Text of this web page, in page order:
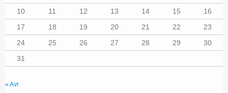
10
11 12 13 14 15
16
17
18 19 20 21 22
23
24
25 26 27 28 29
30
31
« Avr